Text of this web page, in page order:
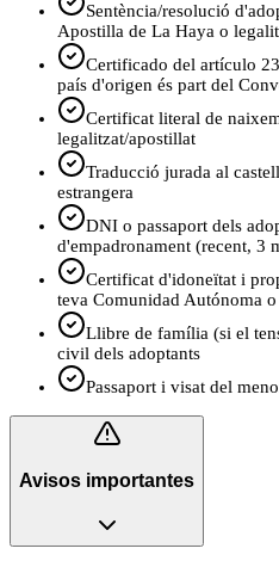
Sentència/resolució
Apostilla de La Haya o
Certificado del artículo
país d'origen és part del
Certificat literal de
legalitzat/apostillat
Traducció jurada al
estrangera
DNI o passaport dels
d'empadronament (recent, 3
Certificat d'idoneïtat i
teva Comunidad Autónoma
Llibre de família (si el
civil dels adoptants
Passaport i visat del
Avisos importantes